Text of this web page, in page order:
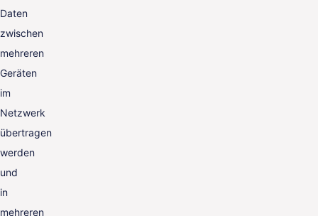
Daten
zwischen
mehreren
Geräten
im
Netzwerk
übertragen
werden
und
in
mehreren